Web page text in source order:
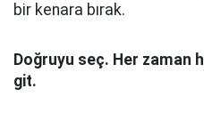
bir kenara bırak.
Doğruyu seç. Her zaman
git.